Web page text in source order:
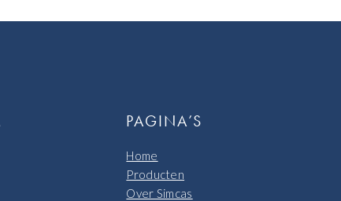
PAGINA’S
Home
Producten
Over Simcas